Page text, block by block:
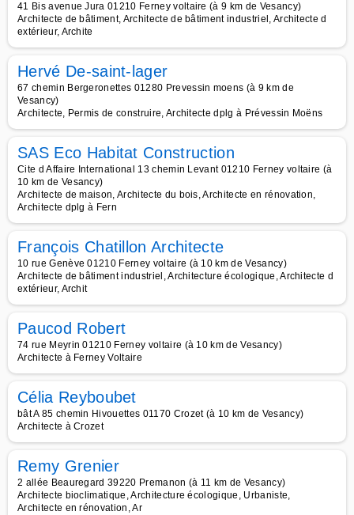
41 Bis avenue Jura 01210 Ferney voltaire (à 9 km de Vesancy)
Architecte de bâtiment, Architecte de bâtiment industriel, Architecte d
extérieur, Archite
Hervé De-saint-lager
67 chemin Bergeronettes 01280 Prevessin moens (à 9 km de
Vesancy)
Architecte, Permis de construire, Architecte dplg à Prévessin Moëns
SAS Eco Habitat Construction
Cite d Affaire International 13 chemin Levant 01210 Ferney voltaire (à
10 km de Vesancy)
Architecte de maison, Architecte du bois, Architecte en rénovation,
Architecte dplg à Fern
François Chatillon Architecte
10 rue Genève 01210 Ferney voltaire (à 10 km de Vesancy)
Architecte de bâtiment industriel, Architecture écologique, Architecte d
extérieur, Archit
Paucod Robert
74 rue Meyrin 01210 Ferney voltaire (à 10 km de Vesancy)
Architecte à Ferney Voltaire
Célia Reyboubet
bât A 85 chemin Hivouettes 01170 Crozet (à 10 km de Vesancy)
Architecte à Crozet
Remy Grenier
2 allée Beauregard 39220 Premanon (à 11 km de Vesancy)
Architecte bioclimatique, Architecture écologique, Urbaniste,
Architecte en rénovation, Ar